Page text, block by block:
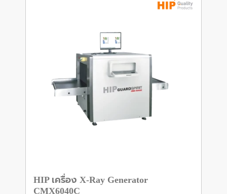
HIP เครื่อง X-Ray Generator
CMX6040C